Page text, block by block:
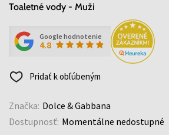
Toaletné vody - Muži
Google hodnotenie
4.8
Pridať k obľúbeným
Značka: Dolce & Gabbana
Dostupnosť: Momentálne nedostupné